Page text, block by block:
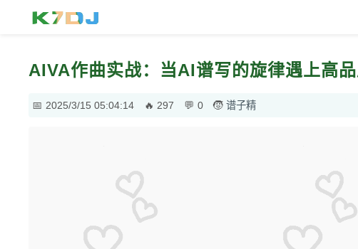
AIVA作曲实战：当AI谱写的旋律遇上高
2025/3/15 05:04:14 297 0 谱子精